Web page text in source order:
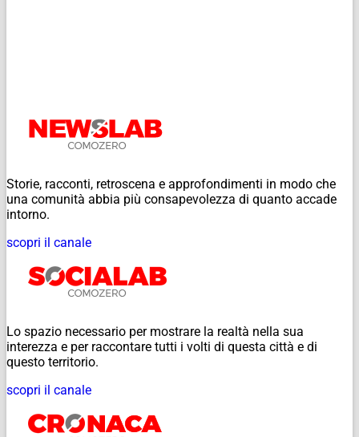
Storie, racconti, retroscena e approfondimenti in modo che
una comunità abbia più consapevolezza di quanto accade
intorno.
scopri il canale
Lo spazio necessario per mostrare la realtà nella sua
interezza e per raccontare tutti i volti di questa città e di
questo territorio.
scopri il canale